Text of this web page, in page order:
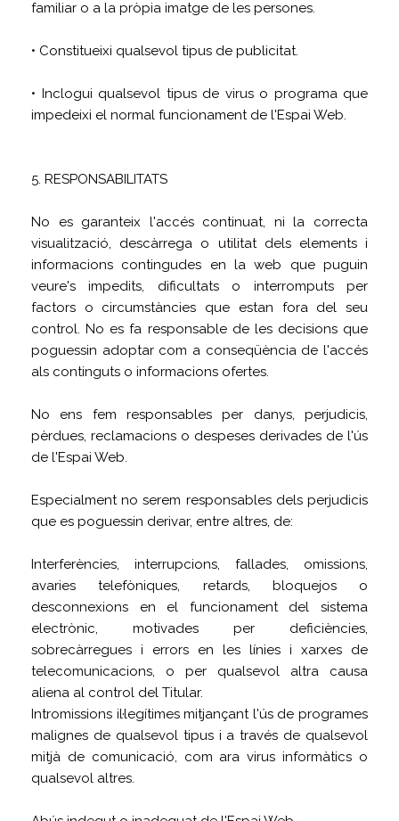
familiar o a la pròpia imatge de les persones.
• Constitueixi qualsevol tipus de publicitat.
• Inclogui qualsevol tipus de virus o programa que
impedeixi el normal funcionament de l'Espai Web.
5. RESPONSABILITATS
No es garanteix l'accés continuat, ni la correcta
visualització, descàrrega o utilitat dels elements i
informacions contingudes en la web que puguin
veure's impedits, dificultats o interromputs per
factors o circumstàncies que estan fora del seu
control. No es fa responsable de les decisions que
poguessin adoptar com a conseqüència de l'accés
als continguts o informacions ofertes.
No ens fem responsables per danys, perjudicis,
pèrdues, reclamacions o despeses derivades de l'ús
de l'Espai Web.
Especialment no serem responsables dels perjudicis
que es poguessin derivar, entre altres, de:
Interferències, interrupcions, fallades, omissions,
avaries telefòniques, retards, bloquejos o
desconnexions en el funcionament del sistema
electrònic, motivades per deficiències,
sobrecàrregues i errors en les línies i xarxes de
telecomunicacions, o per qualsevol altra causa
aliena al control del Titular.
Intromissions il·legítimes mitjançant l'ús de programes
malignes de qualsevol tipus i a través de qualsevol
mitjà de comunicació, com ara virus informàtics o
qualsevol altres.